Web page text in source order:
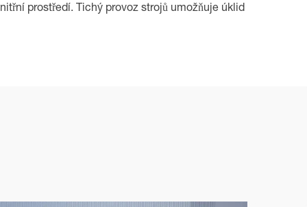
prostředí. Tichý provoz strojů umožňuje úklid